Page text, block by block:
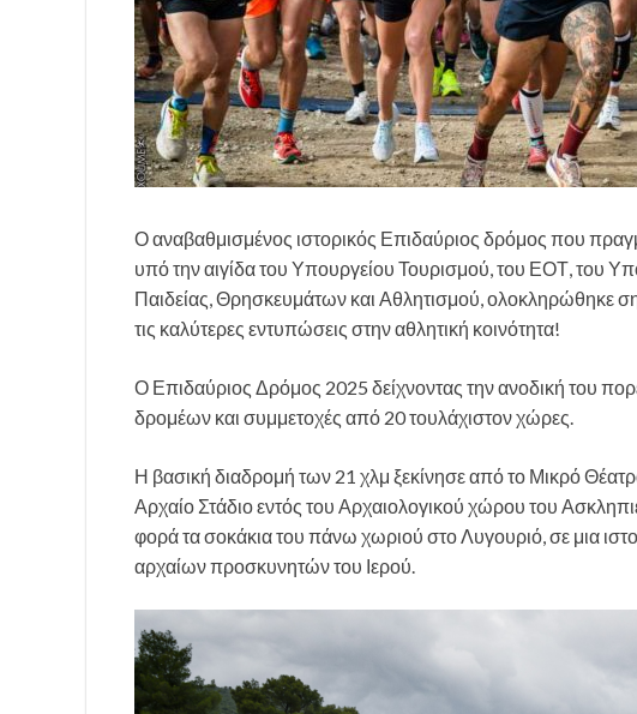
Ο αναβαθμισμένος ιστορικός Επιδαύριος δρόμος που
υπό την αιγίδα του Υπουργείου Τουρισμού, του ΕΟΤ, του
Παιδείας, Θρησκευμάτων και Αθλητισμού, ολοκληρώθηκε
τις καλύτερες εντυπώσεις στην αθλητική κοινότητα!
Ο Επιδαύριος Δρόμος 2025 δείχνοντας την ανοδική του
δρομέων και συμμετοχές από 20 τουλάχιστον χώρες.
Η βασική διαδρομή των 21 χλμ ξεκίνησε από το Μικρό
Αρχαίο Στάδιο εντός του Αρχαιολογικού χώρου του
φορά τα σοκάκια του πάνω χωριού στο Λυγουριό, σε μια
αρχαίων προσκυνητών του Ιερού.